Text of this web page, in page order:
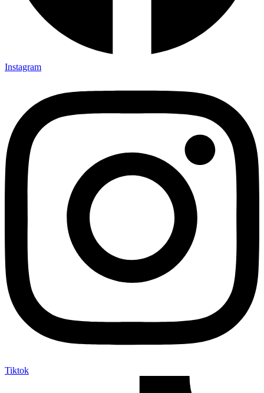
Instagram
Tiktok